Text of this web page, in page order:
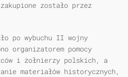
zostało przez
po wybuchu II wojny
organizatorem pomocy
i żołnierzy polskich, a
materiałów historycznych,